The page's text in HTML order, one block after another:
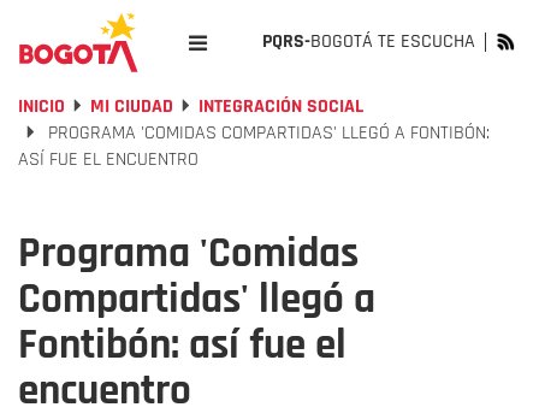
PQRS-BOGOTÁ TE ESCUCHA
INICIO MI CIUDAD
INTEGRACIÓN SOCIAL
PROGRAMA 'COMIDAS COMPARTIDAS' LLEGÓ A FONTIBÓN:
ASÍ FUE EL ENCUENTRO
Programa 'Comidas
Compartidas' llegó a
Fontibón: así fue el
encuentro